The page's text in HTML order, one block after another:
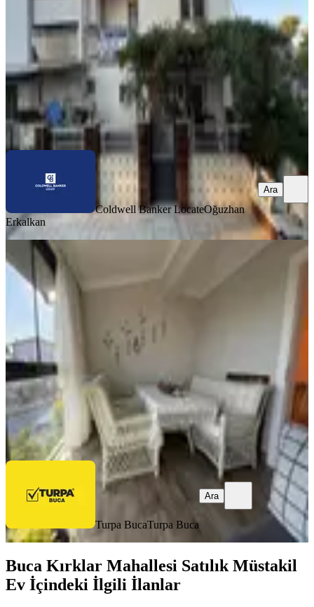
·167 m² 14.07.2026
8.500.000 ₺
Coldwell Banker Locate Oğuzhan Erkalkan
Coldwell Banker LocateOğuzhan
Erkalkan
Ara
EŞYALI
Şehir Manzaralı Müstakil Yaşam!
Komple Yenilenmiş, Müstakil Ev
190 m²
10.750.000 ₺
Turpa Buca Turpa Buca
Ara
Turpa BucaTurpa Buca
Ara
Buca Kırklar Mahallesi Satılık Müstakil
Ev İçindeki İlgili İlanlar